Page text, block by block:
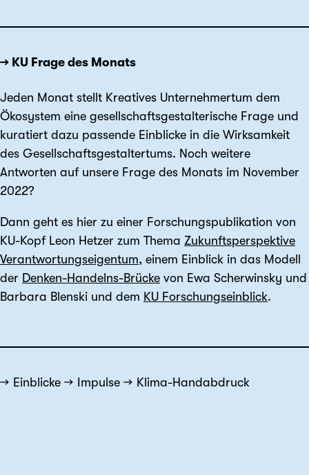
→ KU Frage des Monats
Jeden Monat stellt Kreatives Unternehmertum dem
Ökosystem eine gesellschaftsgestalterische Frage und
kuratiert dazu passende Einblicke in die Wirksamkeit
des Gesellschaftsgestaltertums. Noch weitere
Antworten auf unsere Frage des Monats im November
2022?
Dann geht es hier zu einer Forschungspublikation von
KU-Kopf Leon Hetzer zum Thema Zukunftsperspektive
Verantwortungseigentum, einem Einblick in das Modell
der Denken-Handelns-Brücke von Ewa Scherwinsky und
Barbara Blenski und dem KU Forschungseinblick.
Einblicke Impulse Klima-Handabdruck